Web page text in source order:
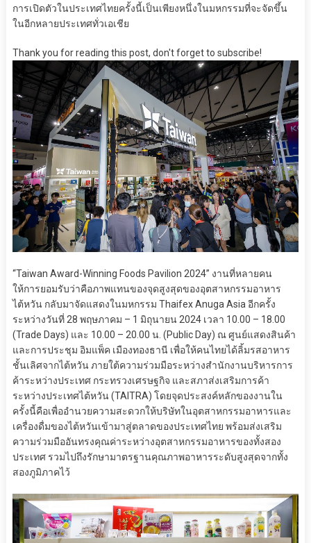
การเปิดตัวในประเทศไทยครั้งนี้เป็นเพียงหนึ่งในมหกรรมที่จะจัดขึ้น
ในอีกหลายประเทศทั่วเอเชีย
Thank you for reading this post, don't forget to subscribe!
“Taiwan Award-Winning Foods Pavilion 2024” งานที่หลายคน
ให้การยอมรับว่าคือภาพแทนของจุดสูงสุดของอุตสาหกรรมอาหาร
ไต้หวัน กลับมาจัดแสดงในมหกรรม Thaifex Anuga Asia อีกครั้ง
ระหว่างวันที่ 28 พฤษภาคม – 1 มิถุนายน 2024 เวลา 10.00 – 18.00
(Trade Days) และ 10.00 – 20.00 น. (Public Day) ณ ศูนย์แสดงสินค้า
และการประชุม อิมแพ็ค เมืองทองธานี เพื่อให้คนไทยได้ลิ้มรสอาหาร
ชั้นเลิศจากไต้หวัน ภายใต้ความร่วมมือระหว่างสำนักงานบริหารการ
ค้าระหว่างประเทศ กระทรวงเศรษฐกิจ และสภาส่งเสริมการค้า
ระหว่างประเทศไต้หวัน (TAITRA) โดยจุดประสงค์หลักของงานใน
ครั้งนี้คือเพื่ออำนวยความสะดวกให้บริษัทในอุตสาหกรรมอาหารและ
เครื่องดื่มของไต้หวันเข้ามาสู่ตลาดของประเทศไทย พร้อมส่งเสริม
ความร่วมมืออันทรงคุณค่าระหว่างอุตสาหกรรมอาหารของทั้งสอง
ประเทศ รวมไปถึงรักษามาตรฐานคุณภาพอาหารระดับสูงสุดจากทั้ง
สองภูมิภาคไว้